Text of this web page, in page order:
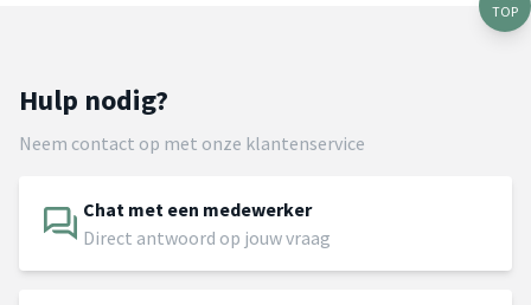
TOP
Hulp nodig?
Neem contact op met onze klantenservice
Chat met een medewerker
Direct antwoord op jouw vraag